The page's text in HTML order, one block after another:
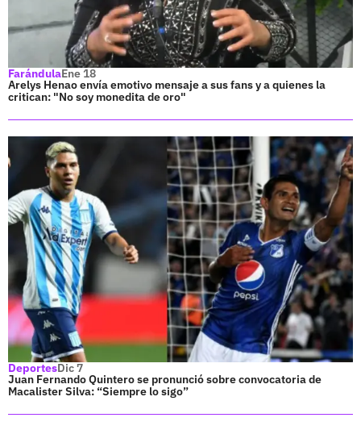
FarándulaEne 18
Arelys Henao envía emotivo mensaje a sus fans y a quienes la
critican: "No soy monedita de oro"
DeportesDic 7
Juan Fernando Quintero se pronunció sobre convocatoria de
Macalister Silva: “Siempre lo sigo”